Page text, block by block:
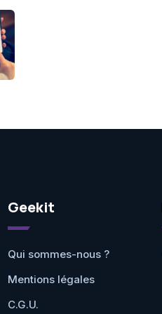
Geekit
Qui sommes-nous ?
Mentions légales
C.G.U.